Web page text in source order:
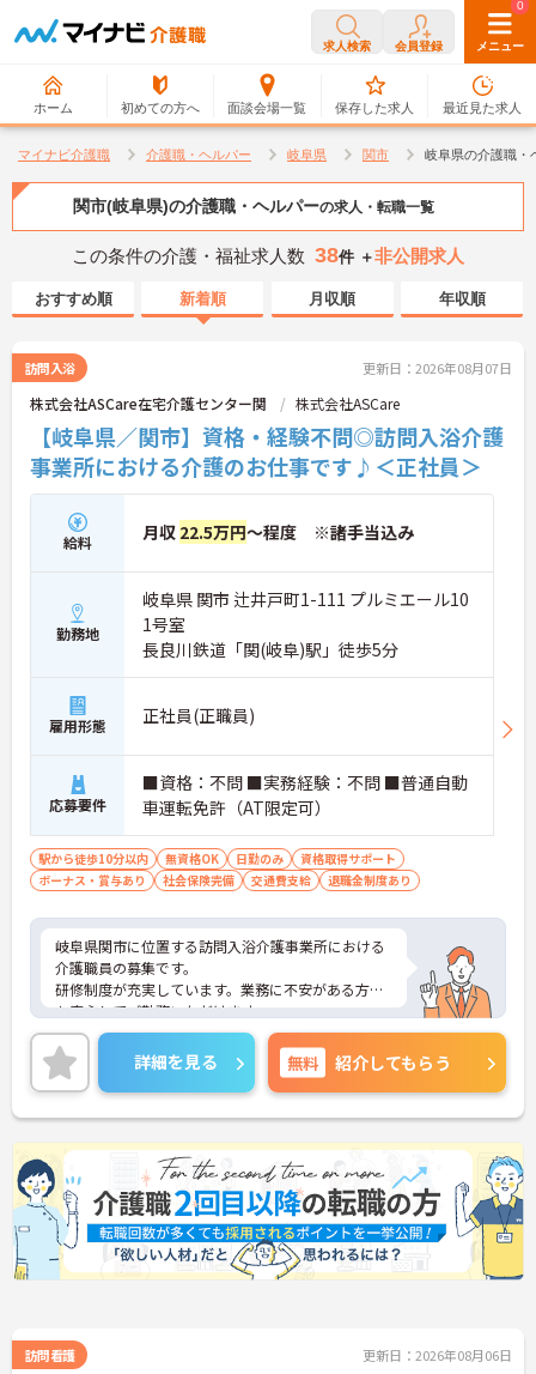
求人検索 会員登録 メニュー
ホーム 初めての方へ 面談会場一覧
0
保存した求人
0
最近見た求人
マイナビ介護職 介護職・ヘルパー 岐阜県 関市 岐阜県の介護職・
関市(岐阜県)の介護職・ヘルパーの求人・転職一覧
この条件の介護・福祉求人数 38件 ＋非公開求人
おすすめ順 新着順 月収順 年収順
訪問入浴 更新日：2026年08月07日
株式会社ASCare在宅介護センター関 株式会社ASCare
【岐阜県／関市】資格・経験不問◎訪問入浴介護
事業所における介護のお仕事です♪＜正社員＞
給料 月収 22.5万円～程度 ※諸手当込み
勤務地
岐阜県 関市 辻井戸町1-111 プルミエール10
1号室
長良川鉄道「関(岐阜)駅」徒歩5分
雇用形態 正社員(正職員)
応募要件
■資格：不問 ■実務経験：不問 ■普通自動
車運転免許（AT限定可）
駅から徒歩10分以内 無資格OK 日勤のみ
資格取得サポート
ボーナス・賞与あり
社会保険完備 交通費支給 退職金制度あり
岐阜県関市に位置する訪問入浴介護事業所における
介護職員の募集です。
研修制度が充実しています。業務に不安がある方で
も安心してご勤務いただけます。
ご興味のある方には、面接対策ポイントなど、さら
に詳細をご案内しますのでお気軽にご相談くださ
い！
詳細を見る 無料 紹介してもらう
訪問看護 更新日：2026年08月06日